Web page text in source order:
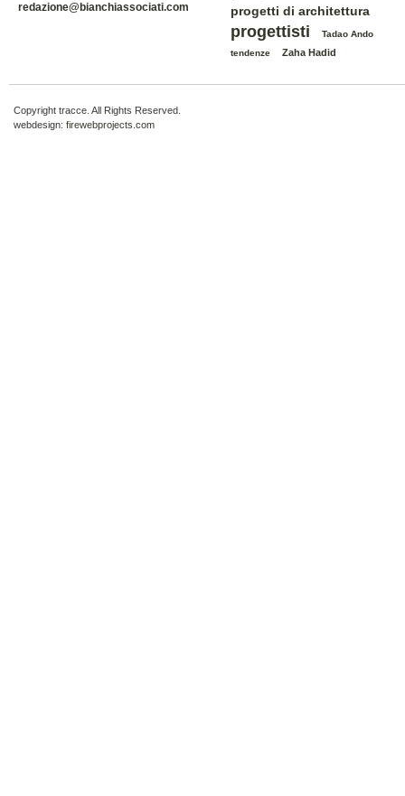
redazione@bianchiassociati.com
progetti di architettura
progettisti
Tadao Ando
tendenze
Zaha Hadid
Copyright tracce. All Rights Reserved.
webdesign: firewebprojects.com